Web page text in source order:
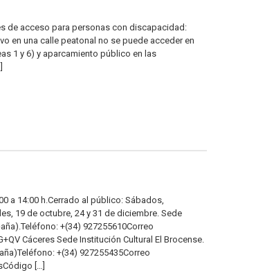
de acceso para personas con discapacidad:
en una calle peatonal no se puede acceder en
1 y 6) y aparcamiento público en las
a 14:00 h.Cerrado al público: Sábados,
19 de octubre, 24 y 31 de diciembre. Sede
+(34) 927255610Correo
Cáceres Sede Institución Cultural El Brocense.
+(34) 927255435Correo
[…]